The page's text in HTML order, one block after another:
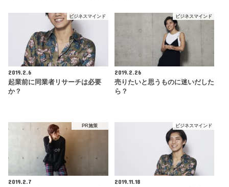
ビジネスマインド
2019.2.6
起業前に同業者リサーチは必要
か？
ビジネスマインド
2019.2.26
売りたいと思うものに迷いだした
ら？
PR施策
2019.2.7
ビジネスマインド
2019.11.18